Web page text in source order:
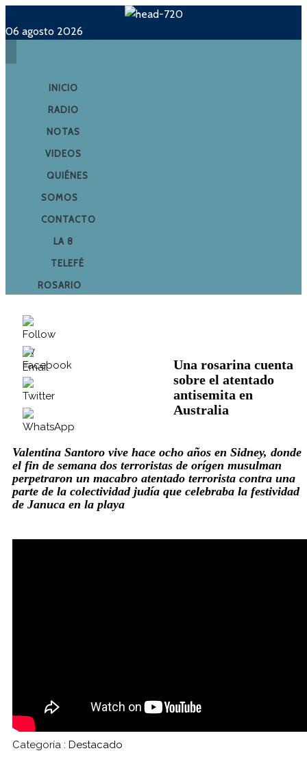
06 agosto 2026
INICIO
RADIO
NOTAS
VIDEOS
QUIÉNES
SOMOS
CONTACTO
LA 8
TELEFÉ
ROSARIO
Una rosarina cuenta
sobre el atentado
antisemita en
Australia
Valentina Santoro vive hace ocho años en Sidney, donde
el fin de semana dos terroristas de orígen musulman
perpetraron un macabro atentado terrorista contra una
parte de la colectividad judía que celebraba la festividad
de Januca en la playa
Categoría : Destacado